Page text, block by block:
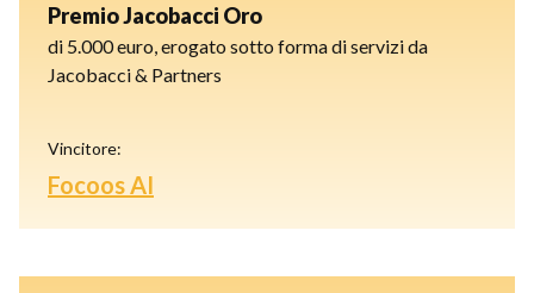
Premio Jacobacci Oro
di 5.000 euro, erogato sotto forma di servizi da
Jacobacci & Partners
Vincitore:
Focoos AI